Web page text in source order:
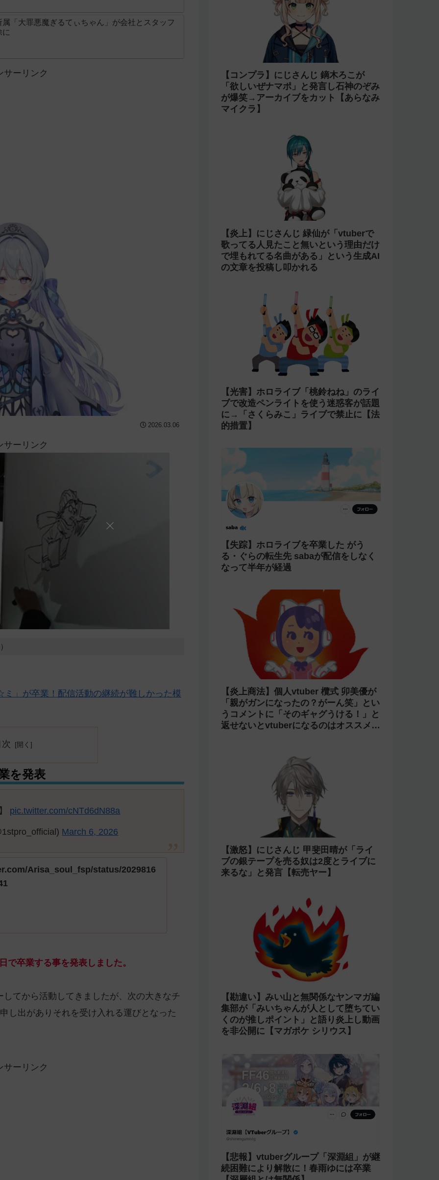
「大罪悪魔ぎるてぃちゃん」が会社とスタッフ
に
サーリンク
2026.03.06
サーリンク
」が卒業！配信活動の継続が難しかった模
を発表
pic.twitter.com/cNTd6dN88a
March 6, 2026
Arisa_soul_fsp/status/2029816
で卒業する事を発表しました。
てから活動してきましたが、次の大きなチ
し出がありそれを受け入れる運びとなった
サーリンク
今週の人気記事
【コンプラ】にじさんじ 鏑木ろこが
が爆笑→アーカイブをカット【あらなみ
マイクラ】
【炎上】にじさんじ 緑仙が「vtuberで
歌ってる人見たこと無いという理由だけ
で埋もれてる名曲がある」という生成AI
の文章を投稿し叩かれる
【光害】ホロライブ「桃鈴ねね」のライ
ブで改造ペンライトを使う迷惑客が話題
に→「さくらみこ」ライブで禁止に【法
的措置】
【失踪】ホロライブを卒業した がう
る・ぐらの転生先 sabaが配信をしなく
なって半年が経過
「親がガンになったの？がーん笑」とい
うコメントに「そのギャグうける！」と
返せないとvtuberになるのはオススメし
ないと投稿し叩かれる
【激怒】にじさんじ 甲斐田晴が「ライ
ブの銀テープを売る奴は2度とライブに
来るな」と発言【転売ヤー】